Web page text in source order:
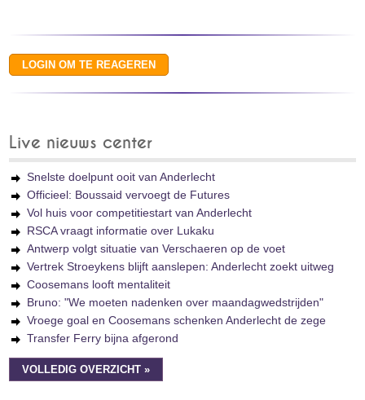
Live nieuws center
Snelste doelpunt ooit van Anderlecht
Officieel: Boussaid vervoegt de Futures
Vol huis voor competitiestart van Anderlecht
RSCA vraagt informatie over Lukaku
Antwerp volgt situatie van Verschaeren op de voet
Vertrek Stroeykens blijft aanslepen: Anderlecht zoekt uitweg
Coosemans looft mentaliteit
Bruno: "We moeten nadenken over maandagwedstrijden"
Vroege goal en Coosemans schenken Anderlecht de zege
Transfer Ferry bijna afgerond
VOLLEDIG OVERZICHT »